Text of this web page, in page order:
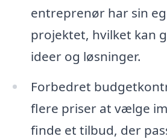
entreprenør har sin
projektet, hvilket kan
ideer og løsninger.
Forbedret
flere priser at vælge
finde et tilbud, der